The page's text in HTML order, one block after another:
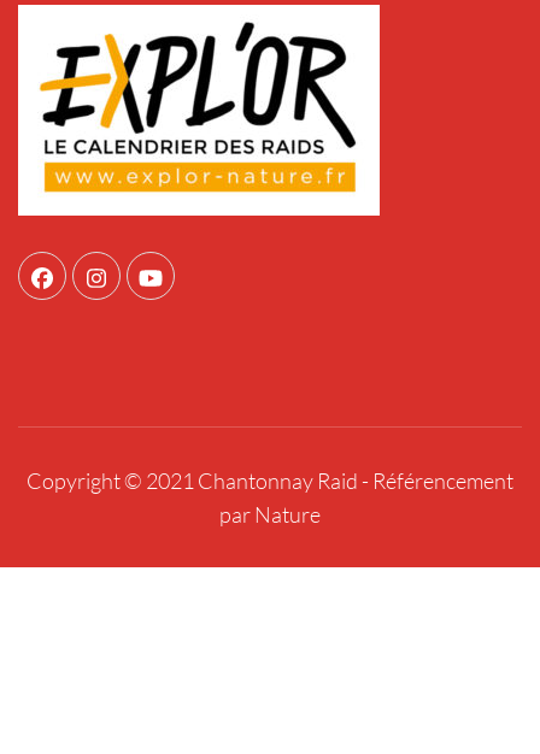
Copyright © 2021 Chantonnay Raid - Référencement
par Nature